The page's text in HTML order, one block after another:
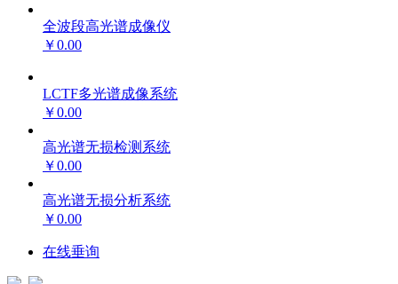
全波段高光谱成像仪
￥0.00
LCTF多光谱成像系统
￥0.00
高光谱无损检测系统
￥0.00
高光谱无损分析系统
￥0.00
在线垂询